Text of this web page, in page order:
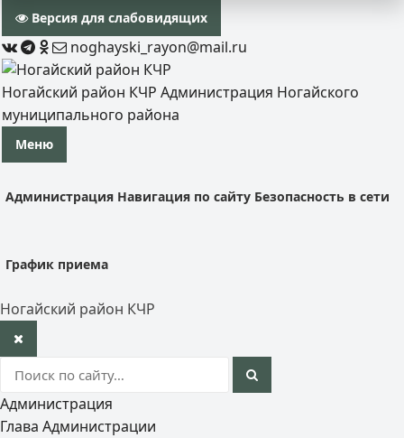
Версия для слабовидящих
noghayski_rayon@mail.ru
Ногайский район КЧР Администрация Ногайского
муниципального района
Меню
Администрация Навигация по сайту Безопасность в сети
График приема
Ногайский район КЧР
Администрация
Глава Администрации